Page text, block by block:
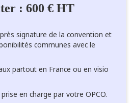
: 600 € HT
signature de la convention et
communes avec le
partout en France ou en visio
en charge par votre OPCO.